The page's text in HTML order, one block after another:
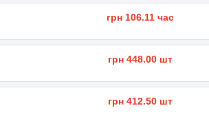
грн 106.11 час
грн 448.00 шт
грн 412.50 шт